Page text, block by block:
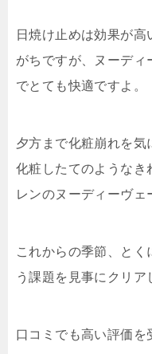
日焼け止めは効果が高
がちですが、ヌーディ
でとても快適ですよ。
夕方まで化粧崩れを気
化粧したてのようなき
レンのヌーディーヴェ
これからの季節、とく
う課題を見事にクリア
口コミでも高い評価を